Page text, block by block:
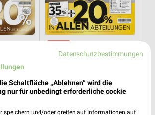
Schlafzimmer Spezial
XXXLutz
Datenschutzbestimmungen
Schaltfläche „Ablehnen“ wird die
nur für unbedingt erforderliche cookie
speichern und/oder greifen auf Informationen auf